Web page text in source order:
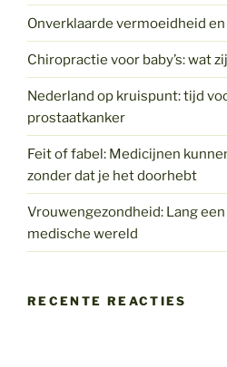
Onverklaarde vermoeidheid
Chiropractie voor baby’s: wat
Nederland op kruispunt: tijd
prostaatkanker
Feit of fabel: Medicijnen
zonder dat je het doorhebt
Vrouwengezondheid: Lang
medische wereld
RECENTE REACTIES